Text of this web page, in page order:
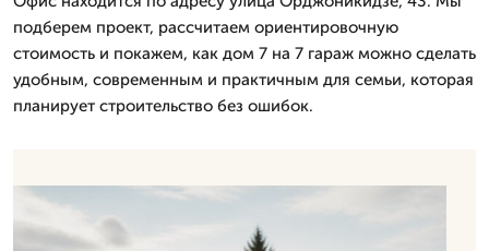
подберем проект, рассчитаем ориентировочную
стоимость и покажем, как дом 7 на 7 гараж можно сделать
удобным, современным и практичным для семьи, которая
планирует строительство без ошибок.